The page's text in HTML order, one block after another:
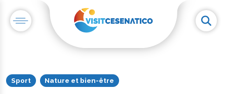
Sport Nature et bien-être